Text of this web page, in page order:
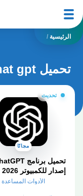
الرئيسية /
تحميل chat gpt مهكر
تحديث
مجانًا
بالكامل
الأدوات المساعدة